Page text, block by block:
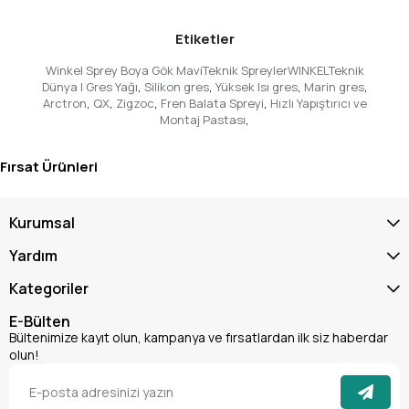
Tecrübeli ekibimiz, ürün seçiminde ve uygulamasında
Winkel Sprey Boya Gök Mavi ile hayalinizdeki rengi
gerçeğe dönüştürün!
Sipariş için hemen bizimle iletişime geçin!
Etiketler
Winkel Sprey Boya Gök MaviTeknik SpreylerWINKELTeknik
Dünya | Gres Yağı, Silikon gres, Yüksek Isı gres, Marin gres,
Arctron, QX, Zigzoc, Fren Balata Spreyi, Hızlı Yapıştırıcı ve
Montaj Pastası,
Fırsat Ürünleri
Kurumsal
Yardım
Kategoriler
E-Bülten
Bültenimize kayıt olun, kampanya ve fırsatlardan ilk siz haberdar
olun!